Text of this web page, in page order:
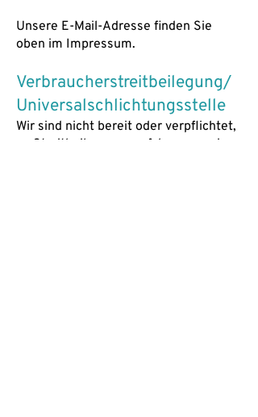
Unsere E-Mail-Adresse finden Sie
oben im Impressum.
Verbraucherstreitbeilegung/
Universalschlichtungsstelle
Wir sind nicht bereit oder verpflichtet,
an Streitbeilegungsverfahren vor einer